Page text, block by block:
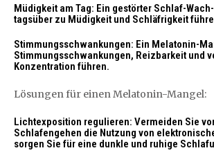
Müdigkeit am Tag: Ein gestörter Schlaf-
tagsüber zu Müdigkeit und Schläfrigkeit
Stimmungsschwankungen: Ein Melatonin-
Stimmungsschwankungen, Reizbarkeit und
Konzentration führen.
Lösungen für einen Melatonin-Mangel:
Lichtexposition regulieren: Vermeiden Sie
Schlafengehen die Nutzung von
sorgen Sie für eine dunkle und ruhige